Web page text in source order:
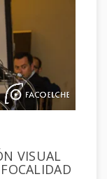
VISUAL